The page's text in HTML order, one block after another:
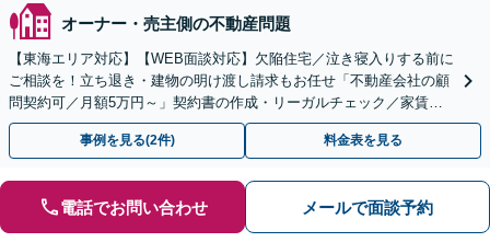
オーナー・売主側の不動産問題
【東海エリア対応】【WEB面談対応】欠陥住宅／泣き寝入りする前に
ご相談を！立ち退き・建物の明け渡し請求もお任せ「不動産会社の顧
問契約可／月額5万円～」契約書の作成・リーガルチェック／家賃の
未払い対応／立退料の増額対応など【休日・夜間相談可】
事例を見る(2件) 料金表を見る
電話でお問い合わせ メールで面談予約